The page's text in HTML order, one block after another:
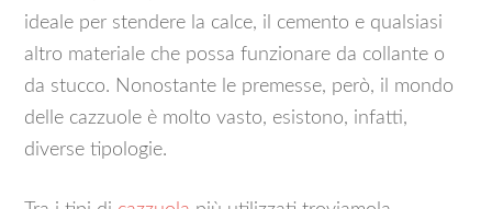
ideale per stendere la calce, il cemento e qualsiasi
altro materiale che possa funzionare da collante o
da stucco. Nonostante le premesse, però, il mondo
delle cazzuole è molto vasto, esistono, infatti,
diverse tipologie.